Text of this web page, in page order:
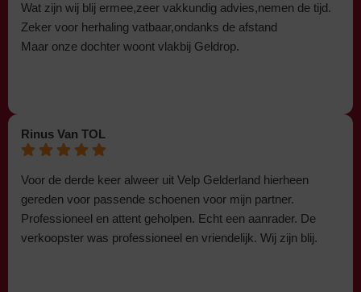
Wat zijn wij blij ermee,zeer vakkundig advies,nemen de tijd.
Zeker voor herhaling vatbaar,ondanks de afstand
Maar onze dochter woont vlakbij Geldrop.
Rinus Van TOL
Voor de derde keer alweer uit Velp Gelderland hierheen
gereden voor passende schoenen voor mijn partner.
Professioneel en attent geholpen. Echt een aanrader. De
verkoopster was professioneel en vriendelijk. Wij zijn blij.